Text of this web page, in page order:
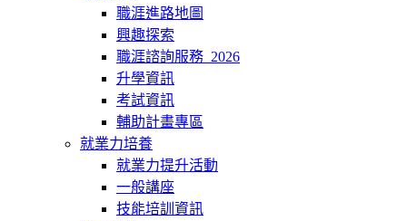
職涯進路地圖
興趣探索
職涯諮詢服務_2026
升學資訊
考試資訊
輔助計畫專區
就業力培養
就業力提升活動
一般講座
技能培訓資訊